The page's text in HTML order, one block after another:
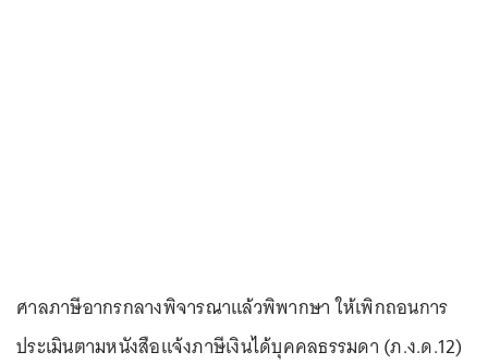
ศาลภาษีอากรกลางพิจารณาแล้วพิพากษา ให้เพิกถอนการ
ประเมินตามหนังสือแจ้งภาษีเงินได้บุคคลธรรมดา (ภ.ง.ด.12)